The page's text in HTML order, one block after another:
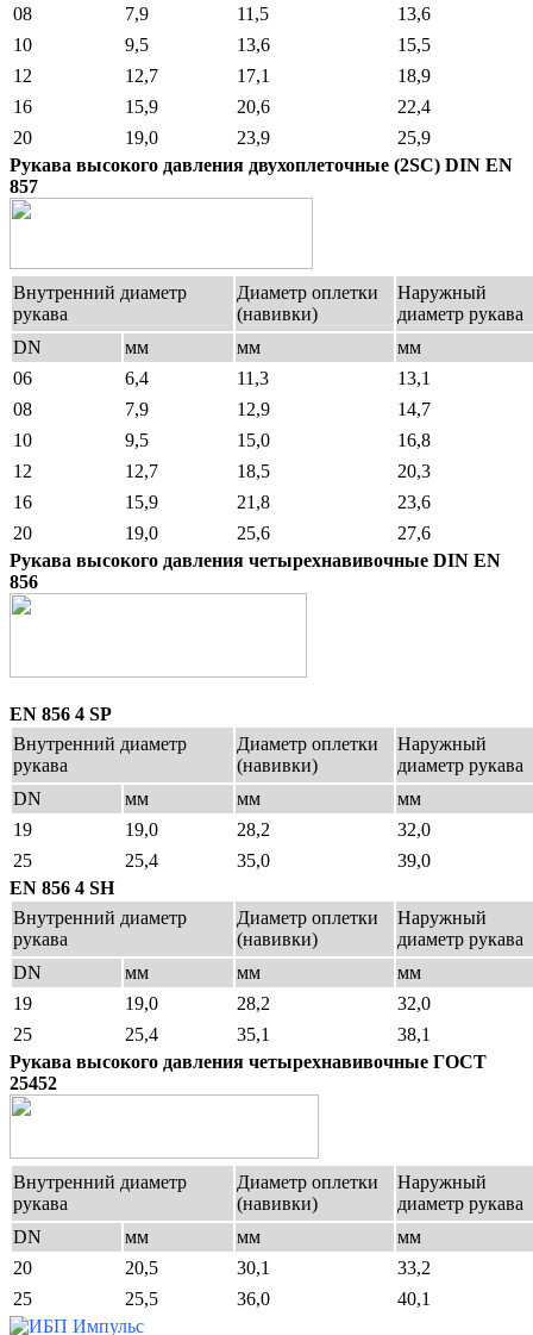
08 7,9 11,5
13,6
10
9,5 13,6
15,5
12
12,7 17,1
18,9
16
15,9 20,6
22,4
20
19,0 23,9
25,9
Рукава высокого давления двухоплеточные (2SC) DIN EN
857
Внутренний диаметр
рукава
Диаметр оплетки
(навивки)
Наружный
диаметр рукава
DN
мм мм
мм
06
6,4 11,3
13,1
08
7,9 12,9
14,7
10
9,5 15,0
16,8
12
12,7 18,5
20,3
16
15,9 21,8
23,6
20
19,0 25,6
27,6
Рукава высокого давления четырехнавивочные DIN EN
856
EN 856 4 SP
Внутренний диаметр
рукава
Диаметр оплетки
(навивки)
Наружный
диаметр рукава
DN
мм мм
мм
19
19,0 28,2
32,0
25
25,4 35,0
39,0
EN 856 4 SH
Внутренний диаметр
рукава
Диаметр оплетки
(навивки)
Наружный
диаметр рукава
DN
мм мм
мм
19
19,0 28,2
32,0
25
25,4 35,1
38,1
Рукава высокого давления четырехнавивочные ГОСТ
25452
Внутренний диаметр
рукава
Диаметр оплетки
(навивки)
Наружный
диаметр рукава
DN
мм мм
мм
20
20,5 30,1
33,2
25
25,5 36,0 40,1